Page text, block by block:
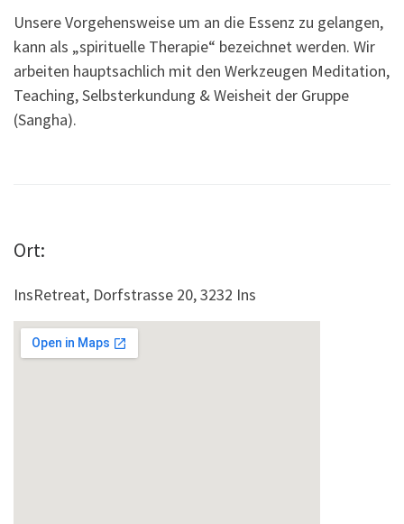
Unsere Vorgehensweise um an die Essenz zu gelangen,
kann als „spirituelle Therapie“ bezeichnet werden. Wir
arbeiten hauptsachlich mit den Werkzeugen Meditation,
Teaching, Selbsterkundung & Weisheit der Gruppe
(Sangha).
Ort:
InsRetreat, Dorfstrasse 20, 3232 Ins